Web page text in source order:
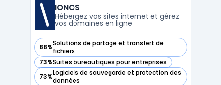
production afin d’éviter toute réinfection
ou perturbation des opérat ...
IONOS
Hébergez vos sites internet et gérez
vos domaines en ligne
88%Solutions de partage et transfert de
fichiers
— voir IONOS dans cette catégorie
73%Suites bureautiques pour entreprises
— voir IONOS dans cette catégorie
73%Logiciels de sauvegarde et protection des
données
— voir IONOS dans cette catégorie